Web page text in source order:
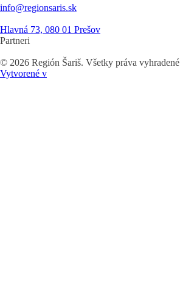
info@regionsaris.sk
Hlavná 73, 080 01 Prešov
Partneri
© 2026 Región Šariš. Všetky práva vyhradené
Vytvorené v